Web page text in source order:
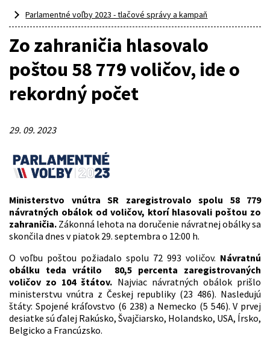
Parlamentné voľby 2023 - tlačové správy a kampaň
Zo zahraničia hlasovalo
poštou 58 779 voličov, ide o
rekordný počet
29. 09. 2023
Ministerstvo vnútra SR zaregistrovalo spolu 58 779
návratných obálok od voličov, ktorí hlasovali poštou zo
zahraničia. Zákonná lehota na doručenie návratnej obálky sa
skončila dnes v piatok 29. septembra o 12:00 h.
O voľbu poštou požiadalo spolu 72 993 voličov. Návratnú
obálku teda vrátilo 80,5 percenta zaregistrovaných
voličov zo 104 štátov. Najviac návratných obálok prišlo
ministerstvu vnútra z Českej republiky (23 486). Nasledujú
štáty: Spojené kráľovstvo (6 238) a Nemecko (5 546). V prvej
desiatke sú ďalej Rakúsko, Švajčiarsko, Holandsko, USA, Írsko,
Belgicko a Francúzsko.